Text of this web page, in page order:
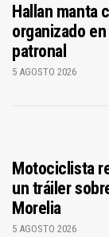
Hallan manta
organizado
patronal
5 AGOSTO 2026
Motociclista
un tráiler
Morelia
5 AGOSTO 2026